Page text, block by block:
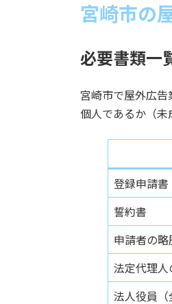
宮崎市の
必要書類一
宮崎市で屋外広告
個人であるか（未
登録申請書
誓約書
申請者の略
法定代理人
法人役員（